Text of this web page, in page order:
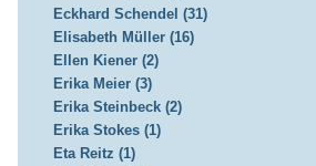
Eckhard Schendel (31)
Elisabeth Müller (16)
Ellen Kiener (2)
Erika Meier (3)
Erika Steinbeck (2)
Erika Stokes (1)
Eta Reitz (1)